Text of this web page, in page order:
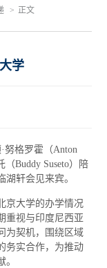
正文
学
努格罗霍（Anton
Buddy Suseto）陪
湖轩会见来宾。
京大学的办学情况
重视与印度尼西亚
为契机，围绕区域
务实合作，为推动